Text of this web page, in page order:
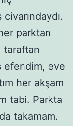
parktan
taraftan
efendim, eve
her akşam
tabi. Parkta
takamam.